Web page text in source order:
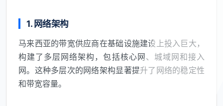
1. 网络架构
马来西亚的带宽供应商在基础设施建设上投入巨大，
构建了多层网络架构，包括核心网、城域网和接入
网。这种多层次的网络架构显著提升了网络的稳定性
和带宽容量。